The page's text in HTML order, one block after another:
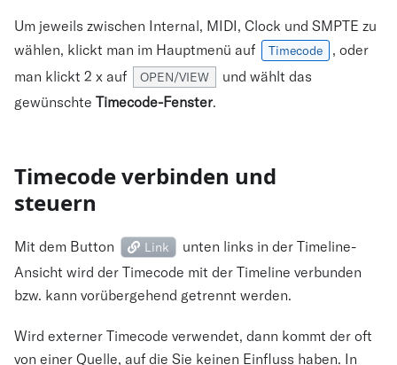
Um jeweils zwischen Internal, MIDI, Clock und SMPTE zu
wählen, klickt man im Hauptmenü auf
Timecode
, oder
man klickt 2 x auf
OPEN/VIEW
und wählt das
gewünschte Timecode-Fenster.
Timecode verbinden und
steuern
Mit dem Button Link
unten links in der Timeline-
Ansicht wird der Timecode mit der Timeline verbunden
bzw. kann vorübergehend getrennt werden.
Wird externer Timecode verwendet, dann kommt der oft
von einer Quelle, auf die Sie keinen Einfluss haben. In